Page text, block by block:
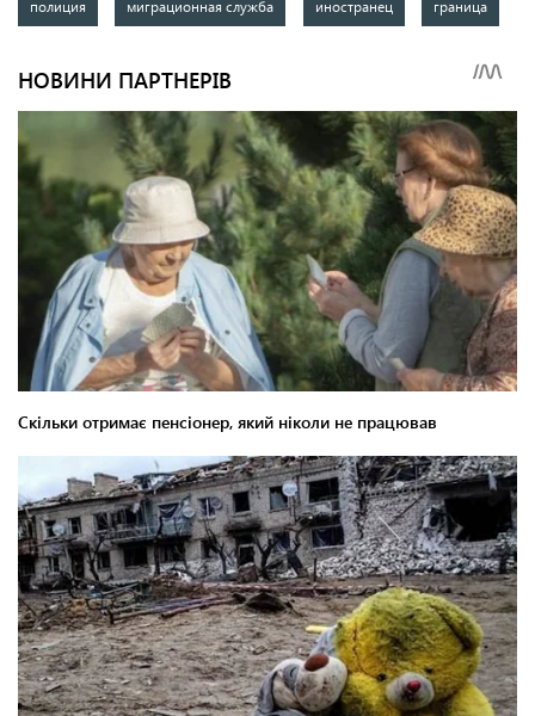
полиция миграционная служба иностранец граница